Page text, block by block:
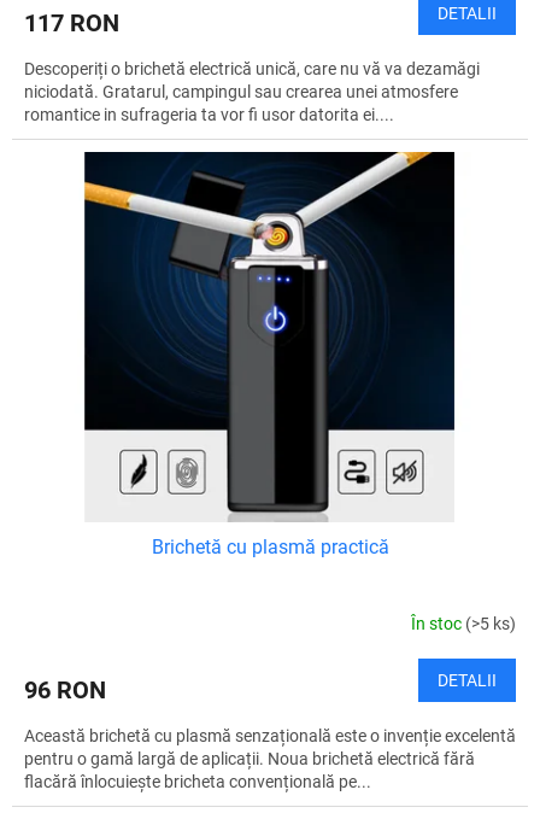
117 RON DETALII
Descoperiți o brichetă electrică unică, care nu vă va dezamăgi
niciodată. Gratarul, campingul sau crearea unei atmosfere
romantice in sufrageria ta vor fi usor datorita ei....
Brichetă cu plasmă practică
În stoc (>5 ks)
96 RON DETALII
Această brichetă cu plasmă senzațională este o invenție excelentă
pentru o gamă largă de aplicații. Noua brichetă electrică fără
flacără înlocuiește bricheta convențională pe...